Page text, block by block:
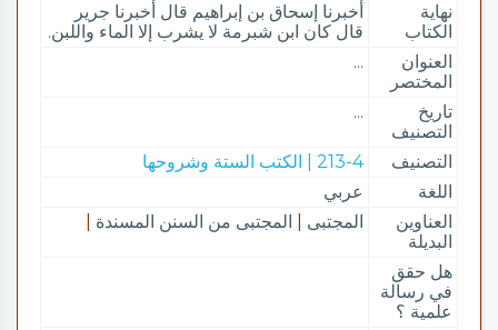
نهاية
الكتاب
أخبرنا إسحاق بن إبراهيم قال أخبرنا جرير
قال كان ابن شبرمة لا يشرب إلا الماء واللبن.
العنوان
المختصر
...
تاريخ
التصنيف
...
التصنيف
213-4 | الكتب الستة وشروحها
اللغة
عربي
العناوين
البديلة
المجتبى المجتبى من السنن المسندة
هل حقق
في رسالة
علمية ؟